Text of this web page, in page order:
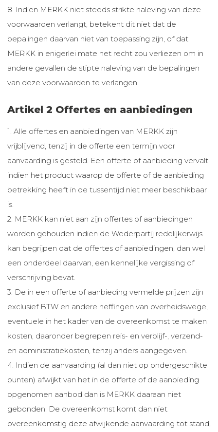
8. Indien MERKK niet steeds strikte naleving van deze
voorwaarden verlangt, betekent dit niet dat de
bepalingen daarvan niet van toepassing zijn, of dat
MERKK in enigerlei mate het recht zou verliezen om in
andere gevallen de stipte naleving van de bepalingen
van deze voorwaarden te verlangen.
Artikel 2 Offertes en aanbiedingen
1. Alle offertes en aanbiedingen van MERKK zijn
vrijblijvend, tenzij in de offerte een termijn voor
aanvaarding is gesteld. Een offerte of aanbieding vervalt
indien het product waarop de offerte of de aanbieding
betrekking heeft in de tussentijd niet meer beschikbaar
is.
2. MERKK kan niet aan zijn offertes of aanbiedingen
worden gehouden indien de Wederpartij redelijkerwijs
kan begrijpen dat de offertes of aanbiedingen, dan wel
een onderdeel daarvan, een kennelijke vergissing of
verschrijving bevat.
3. De in een offerte of aanbieding vermelde prijzen zijn
exclusief BTW en andere heffingen van overheidswege,
eventuele in het kader van de overeenkomst te maken
kosten, daaronder begrepen reis- en verblijf-, verzend-
en administratiekosten, tenzij anders aangegeven.
4. Indien de aanvaarding (al dan niet op ondergeschikte
punten) afwijkt van het in de offerte of de aanbieding
opgenomen aanbod dan is MERKK daaraan niet
gebonden. De overeenkomst komt dan niet
overeenkomstig deze afwijkende aanvaarding tot stand,